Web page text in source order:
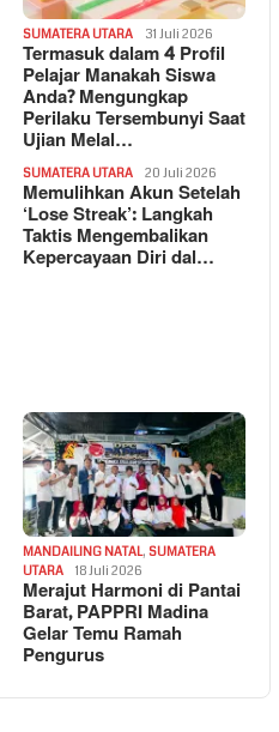
SUMATERA UTARA 31 Juli 2026
Termasuk dalam 4 Profil
Pelajar Manakah Siswa
Anda? Mengungkap
Perilaku Tersembunyi Saat
Ujian Melal…
SUMATERA UTARA 20 Juli 2026
Memulihkan Akun Setelah
‘Lose Streak’: Langkah
Taktis Mengembalikan
Kepercayaan Diri dal…
MANDAILING NATAL, SUMATERA
UTARA
18 Juli 2026
Merajut Harmoni di Pantai
Barat, PAPPRI Madina
Gelar Temu Ramah
Pengurus